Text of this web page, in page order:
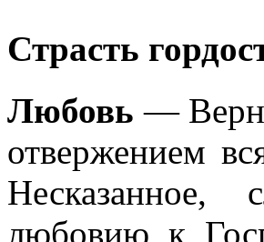
Страсть
Любовь —
отвержением
Несказанное,
любовию к